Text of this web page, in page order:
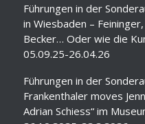
Führungen in der
in Wiesbaden –
Becker… Oder wie die
05.09.25-26.04.26
Führungen in der
Frankenthaler moves
Adrian Schiess“ im